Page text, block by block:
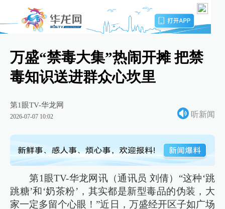
万盛“禁毒大集”热闹开摊 把禁
毒知识送进群众心坎里
第1眼TV-华龙网
2026-07-07 10:02 听新闻
第1眼TV-华龙网讯（通讯员 刘倩）“这种‘跳
跳糖’和‘奶茶粉’，其实都是新型毒品的伪装，大
家一定多留个心眼！”近日，万盛经开区子如广场